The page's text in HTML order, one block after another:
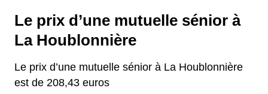
Le prix d’une mutuelle sénior à
La Houblonnière
Le prix d’une mutuelle sénior à La Houblonnière
est de 208,43 euros